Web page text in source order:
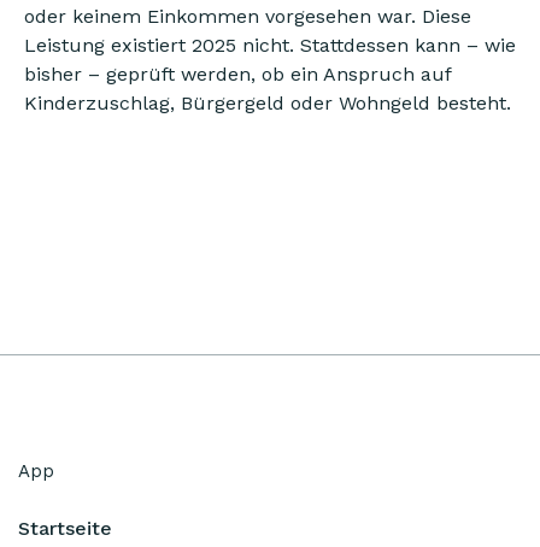
oder keinem Einkommen vorgesehen war. Diese
Leistung existiert 2025 nicht. Stattdessen kann – wie
bisher – geprüft werden, ob ein Anspruch auf
Kinderzuschlag, Bürgergeld oder Wohngeld besteht.
App
Startseite